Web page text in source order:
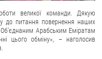
великої команди. Дякую
до питання повернення наших
Арабським Еміратам
цього обміну», – наголосив